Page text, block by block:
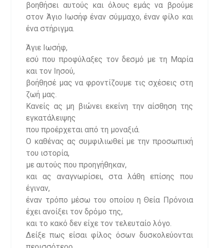
βοηθήσει αυτούς και όλους εμάς να βρούμε
στον Άγιο Ιωσήφ έναν σύμμαχο, έναν φίλο και
ένα στήριγμα.
Άγιε Ιωσήφ,
εσύ που προφύλαξες τον δεσμό με τη Μαρία
και τον Ιησού,
βοήθησέ μας να φροντίζουμε τις σχέσεις στη
ζωή μας.
Κανείς ας μη βιώνει εκείνη την αίσθηση της
εγκατάλειψης
που προέρχεται από τη μοναξιά.
Ο καθένας ας συμφιλιωθεί με την προσωπική
του ιστορία,
με αυτούς που προηγήθηκαν,
και ας αναγνωρίσει, στα λάθη επίσης που
έγιναν,
έναν τρόπο μέσω του οποίου η Θεία Πρόνοια
έχει ανοίξει τον δρόμο της,
και το κακό δεν είχε τον τελευταίο λόγο.
Δείξε πως είσαι φίλος όσων δυσκολεύονται